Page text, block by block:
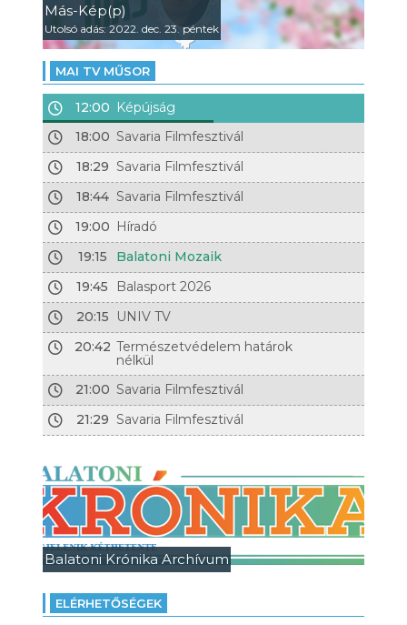
Más-Kép(p)
Utolsó adás: 2022. dec. 23. péntek
MAI TV MŰSOR
12:00 Képújság
18:00 Savaria Filmfesztivál
18:29 Savaria Filmfesztivál
18:44 Savaria Filmfesztivál
19:00 Híradó
19:15
Balatoni Mozaik
19:45
Balasport 2026
20:15
UNIV TV
20:42 Természetvédelem határok
nélkül
21:00 Savaria Filmfesztivál
21:29 Savaria Filmfesztivál
Balatoni Krónika Archívum
ELÉRHETŐSÉGEK